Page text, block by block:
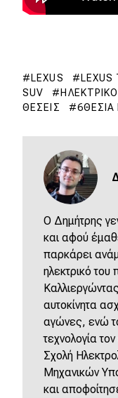
LEXUS LEXUS
SUV
ΘΈΣΕΙΣ
Ο Δημήτρης
και αφού
παρκάρει
ηλεκτρικό του
αυτοκίνητα
αγώνες, ενώ
τεχνολογία
Σχολή
Μηχανικών
και